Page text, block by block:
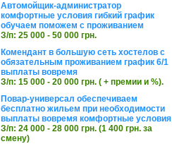
Автомойщик-администратор
комфортные условия гибкий график
обучаем поможем с проживанием
З/п: 25 000 - 50 000 грн.
Комендант в большую сеть хостелов с
обязательным проживанием график 6/1
выплаты вовремя
З/п: 15 000 - 20 000 грн. ( + премии и %).
Повар-универсал обеспечиваем
бесплатно жильем при необходимости
выплаты вовремя комфортные условия
З/п: 24 000 - 28 000 грн. (1 400 грн. за
смену)